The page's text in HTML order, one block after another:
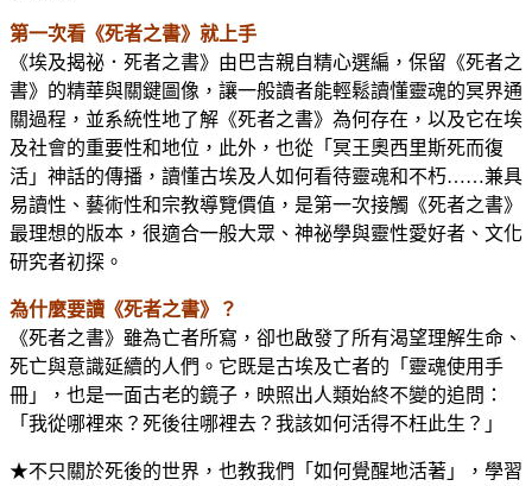
第一次看《死者之書》就上手
《埃及揭祕．死者之書》由巴吉親自精心選編，保留《死者之
書》的精華與關鍵圖像，讓一般讀者能輕鬆讀懂靈魂的冥界通
關過程，並系統性地了解《死者之書》為何存在，以及它在埃
及社會的重要性和地位，此外，也從「冥王奧西里斯死而復
活」神話的傳播，讀懂古埃及人如何看待靈魂和不朽……兼具
易讀性、藝術性和宗教導覽價值，是第一次接觸《死者之書》
最理想的版本，很適合一般大眾、神祕學與靈性愛好者、文化
研究者初探。
為什麼要讀《死者之書》？
《死者之書》雖為亡者所寫，卻也啟發了所有渴望理解生命、
死亡與意識延續的人們。它既是古埃及亡者的「靈魂使用手
冊」，也是一面古老的鏡子，映照出人類始終不變的追問：
「我從哪裡來？死後往哪裡去？我該如何活得不枉此生？」
★不只關於死後的世界，也教我們「如何覺醒地活著」，學習